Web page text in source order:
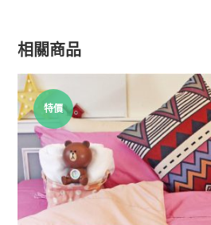
相關商品
特價